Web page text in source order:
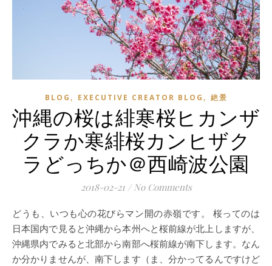
BLOG , EXECUTIVE CREATOR BLOG , 絶景
沖縄の桜は緋寒桜ヒカンザ
クラか寒緋桜カンヒザク
ラどっちか＠西崎波公園
2018-02-21 / No Comments
どうも、いつも心の花びらマン開の赤嶺です。 桜ってのは
日本国内で見ると沖縄から本州へと桜前線が北上しますが、
沖縄県内でみると北部から南部へ桜前線が南下します。なん
か分かりませんが、南下します（ま、分かってるんですけど